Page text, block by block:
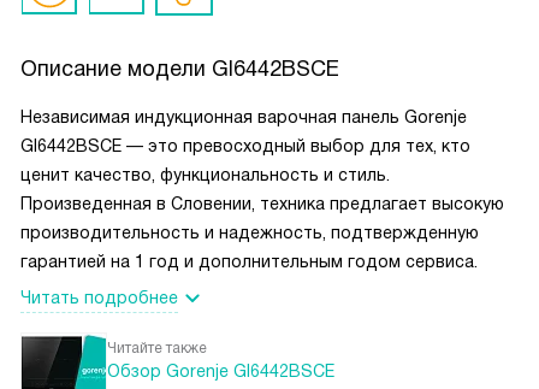
Описание модели GI6442BSCE
Независимая индукционная варочная панель Gorenje
GI6442BSCE — это превосходный выбор для тех, кто
ценит качество, функциональность и стиль.
Произведенная в Словении, техника предлагает высокую
производительность и надежность, подтвержденную
гарантией на 1 год и дополнительным годом сервиса.
Читать подробнее
Читайте также
Обзор Gorenje GI6442BSCE